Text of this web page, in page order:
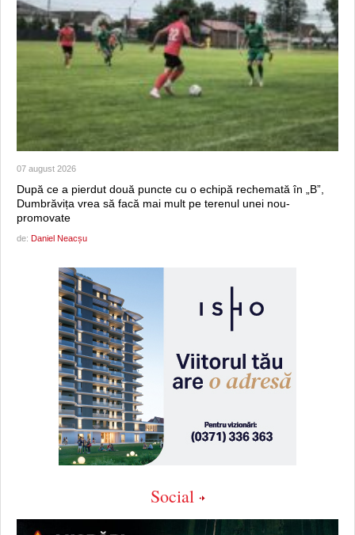
07 august 2026
După ce a pierdut două puncte cu o echipă rechemată în „B”,
Dumbrăvița vrea să facă mai mult pe terenul unei nou-
promovate
de: Daniel Neacșu
Social